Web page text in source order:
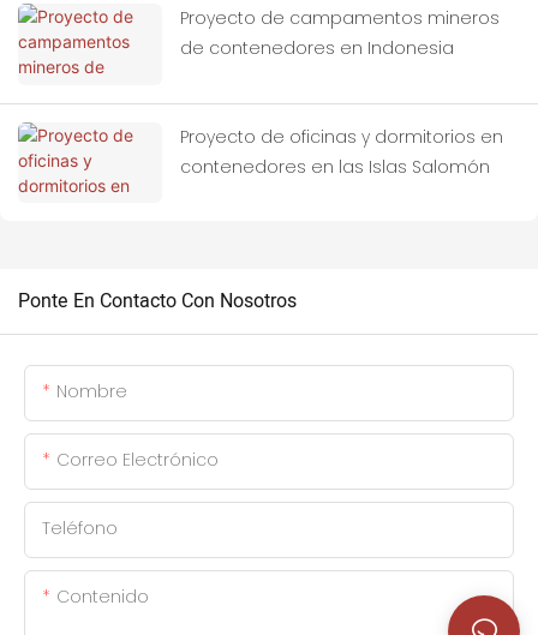
Proyecto de campamentos mineros
de contenedores en Indonesia
Proyecto de oficinas y dormitorios en
contenedores en las Islas Salomón
Ponte En Contacto Con Nosotros
Nombre
Correo Electrónico
Teléfono
Contenido